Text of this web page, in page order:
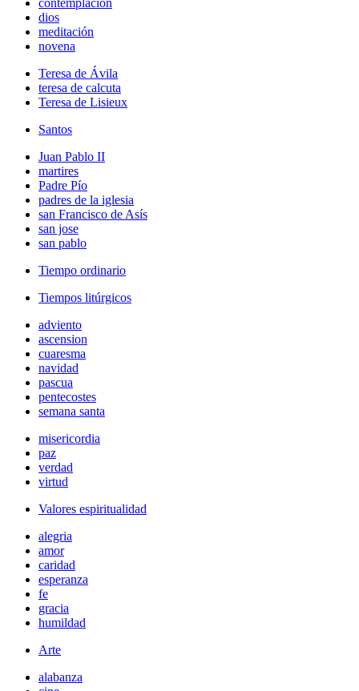
contemplación
dios
meditación
novena
Teresa de Ávila
teresa de calcuta
Teresa de Lisieux
Santos
Juan Pablo II
martires
Padre Pío
padres de la iglesia
san Francisco de Asís
san jose
san pablo
Tiempo ordinario
Tiempos litúrgicos
adviento
ascension
cuaresma
navidad
pascua
pentecostes
semana santa
misericordia
paz
verdad
virtud
Valores espiritualidad
alegria
amor
caridad
esperanza
fe
gracia
humildad
Arte
alabanza